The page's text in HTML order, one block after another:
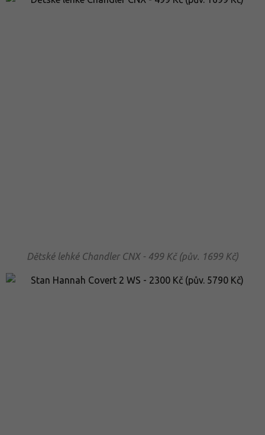
Dětské lehké Chandler CNX - 499 Kč (pův. 1699 Kč)